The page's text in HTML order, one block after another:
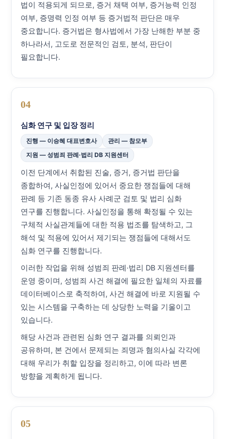
법이 적용되게 되므로, 증거 채택 여부, 증거능력 인정
여부, 증명력 인정 여부 등 증거법적 판단은 매우
중요합니다. 증거법은 형사법에서 가장 난해한 부분 중
하나라서, 고도로 전문적인 검토, 분석, 판단이
필요합니다.
04
심화 연구 및 입장 정리
진행 — 이승혜 대표변호사
관리 — 참모부
지원 — 성범죄 판례·법리 DB 지원센터
이전 단계에서 취합된 진술, 증거, 증거법 판단을
종합하여, 사실인정에 있어서 중요한 쟁점들에 대해
판례 등 기존 동종 유사 사례군 검토 및 법리 심화
연구를 진행합니다. 사실인정을 통해 확정될 수 있는
구체적 사실관계들에 대한 적용 법조를 탐색하고, 그
해석 및 적용에 있어서 제기되는 쟁점들에 대해서도
심화 연구를 진행합니다.
이러한 작업을 위해 성범죄 판례·법리 DB 지원센터를
운영 중이며, 성범죄 사건 해결에 필요한 일체의 자료를
데이터베이스로 축적하여, 사건 해결에 바로 지원될 수
있는 시스템을 구축하는 데 상당한 노력을 기울이고
있습니다.
해당 사건과 관련된 심화 연구 결과를 의뢰인과
공유하며, 본 건에서 문제되는 죄명과 혐의사실 각각에
대해 우리가 취할 입장을 정리하고, 이에 따라 변론
방향을 계획하게 됩니다.
05